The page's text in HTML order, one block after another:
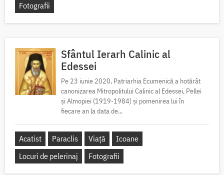
Fotografii
Sfântul Ierarh Calinic al
Edessei
Pe 23 iunie 2020, Patriarhia Ecumenică a hotărât
canonizarea Mitropolitului Calinic al Edessei, Pellei
și Almopiei (1919-1984) și pomenirea lui în
fiecare an la data de...
Acatist Paraclis Viață
Icoane
Locuri de pelerinaj
Fotografii